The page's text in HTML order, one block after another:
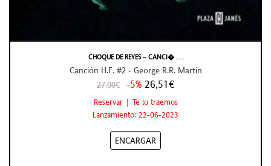
CHOQUE DE REYES – CANCI� . . .
Canción H.F. #2 - George R.R. Martin
27,90€ -5% 26,51€
Reservar | Te lo traemos
Lanzamiento: 22-06-2023
ENCARGAR